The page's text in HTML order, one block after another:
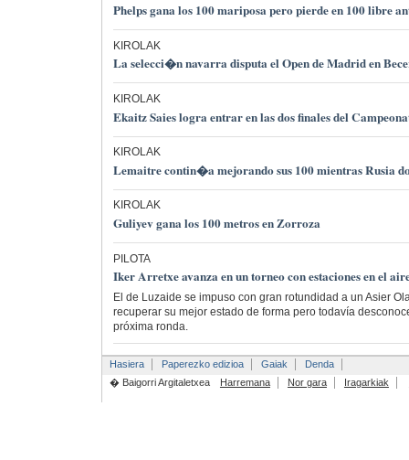
Phelps gana los 100 mariposa pero pierde en 100 libre
KIROLAK
La selecci�n navarra disputa el Open de Madrid en
KIROLAK
Ekaitz Saies logra entrar en las dos finales del
KIROLAK
Lemaitre contin�a mejorando sus 100 mientras Rusia
KIROLAK
Guliyev gana los 100 metros en Zorroza
PILOTA
Iker Arretxe avanza en un torneo con estaciones en el
El de Luzaide se impuso con gran rotundidad a un Asier
recuperar su mejor estado de forma pero todavía
próxima ronda.
Hasiera Paperezko edizioa Gaiak
Denda
� Baigorri Argitaletxea
Harremana Nor gara Iragarkiak